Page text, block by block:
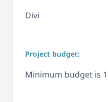
Divi
Project budget:
Minimum budget is